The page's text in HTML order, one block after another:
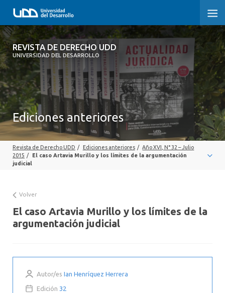
REVISTA DE DERECHO UDD
UNIVERSIDAD DEL DESARROLLO
REVISTA DE DERECHO UDD
INICIO
ACERCA DE LA REVISTA
EDICIONES ANTERIORES
CONVOCATORIA
CONTACTO Y SUSCRIPCIÓN
Ediciones anteriores
Revista de Derecho UDD / Ediciones anteriores / Año XVI, N° 32 – Julio
2015 /
El caso Artavia Murillo y los límites de la argumentación
judicial
Volver
El caso Artavia Murillo y los límites de la
argumentación judicial
Autor/es Ian Henríquez Herrera
Edición 32